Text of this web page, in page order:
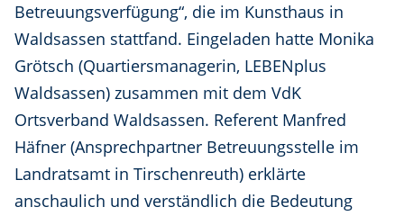
Betreuungsverfügung“, die im Kunsthaus in
Waldsassen stattfand. Eingeladen hatte Monika
Grötsch (Quartiersmanagerin, LEBENplus
Waldsassen) zusammen mit dem VdK
Ortsverband Waldsassen. Referent Manfred
Häfner (Ansprechpartner Betreuungsstelle im
Landratsamt in Tirschenreuth) erklärte
anschaulich und verständlich die Bedeutung